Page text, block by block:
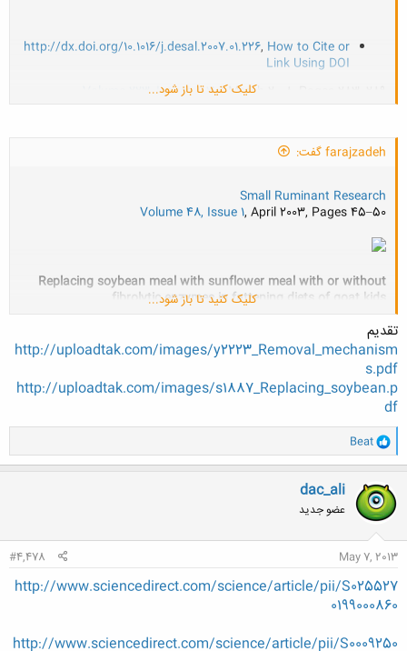
http://dx.doi.org/10.1016/j.desal.2007.01.226, How to Cite or
Link Using DOI
Volume 223, Issues 1–3, 1 March 2008, Pages 283–289کلیک کنید تا باز شود...
farajzadeh گفت:
Small Ruminant Research
Volume 48, Issue 1, April 2003, Pages 45–50
Replacing soybean meal with sunflower meal with or without
fibrolytic enzymes in fattening diets of goat kids
Department of Animal Production, Faculty of
How to Cite or
کلیک کنید تا باز شود...
تقدیم
http://uploadtak.com/images/y2223_Removal_mechanism
s.pdf
http://uploadtak.com/images/s1887_Replacing_soybean.p
df
و
ا
ک
ن
ش
ه
ا
Beat
dac_ali
عضو جدید
May 7, 2013
#4,478
http://www.sciencedirect.com/science/article/pii/S025527
0199000860
http://www.sciencedirect.com/science/article/pii/S0009250